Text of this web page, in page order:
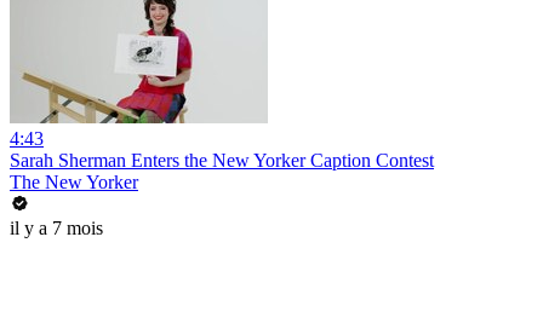
4:43
Sarah Sherman Enters the New Yorker Caption Contest
The New Yorker
il y a 7 mois